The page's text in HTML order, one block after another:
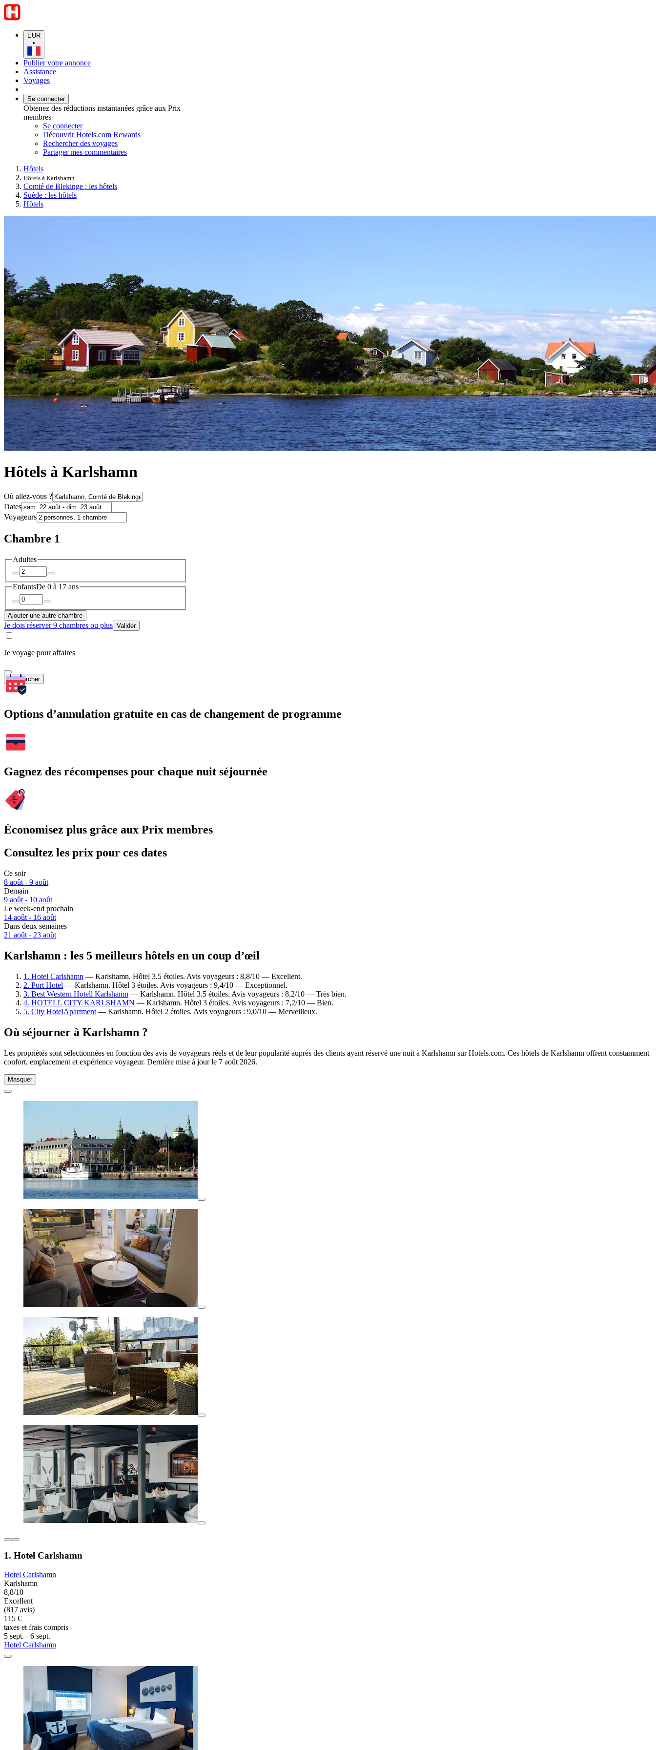
EUR
•
Publier votre annonce
Assistance
Voyages
Se connecter
Obtenez des réductions instantanées grâce aux Prix
membres
Se connecter
Découvrir Hotels.com Rewards
Rechercher des voyages
Partager mes commentaires
Hôtels
Hôtels à Karlshamn
Comté de Blekinge : les hôtels
Suède : les hôtels
Hôtels
Hôtels à Karlshamn
Où allez-vous ?
Dates
Voyageurs
Chambre 1
Adultes
EnfantsDe 0 à 17 ans
Ajouter une autre chambre
Je dois réserver 9 chambres ou plus Valider
Je voyage pour affaires
Rechercher
Options d’annulation gratuite en cas de changement de programme
Gagnez des récompenses pour chaque nuit séjournée
Économisez plus grâce aux Prix membres
Consultez les prix pour ces dates
Ce soir
8 août - 9 août
Demain
9 août - 10 août
Le week-end prochain
14 août - 16 août
Dans deux semaines
21 août - 23 août
Karlshamn : les 5 meilleurs hôtels en un coup d’œil
1. Hotel Carlshamn — Karlshamn. Hôtel 3.5 étoiles. Avis voyageurs : 8,8/10 — Excellent.
2. Port Hotel — Karlshamn. Hôtel 3 étoiles. Avis voyageurs : 9,4/10 — Exceptionnel.
3. Best Western Hotell Karlshamn — Karlshamn. Hôtel 3.5 étoiles. Avis voyageurs : 8,2/10 — Très bien.
4. HOTELL CITY KARLSHAMN — Karlshamn. Hôtel 3 étoiles. Avis voyageurs : 7,2/10 — Bien.
5. City HotelApartment — Karlshamn. Hôtel 2 étoiles. Avis voyageurs : 9,0/10 — Merveilleux.
Où séjourner à Karlshamn ?
Les propriétés sont sélectionnées en fonction des avis de voyageurs réels et de leur popularité auprès des clients ayant réservé une nuit à Karlshamn sur Hotels.com. Ces hôtels de Karlshamn offrent constamment
confort, emplacement et expérience voyageur. Dernière mise à jour le 7 août 2026.
Masquer
1. Hotel Carlshamn
Hotel Carlshamn
Karlshamn
8,8/10
Excellent
(817 avis)
115 €
taxes et frais compris
5 sept. - 6 sept.
Hotel Carlshamn